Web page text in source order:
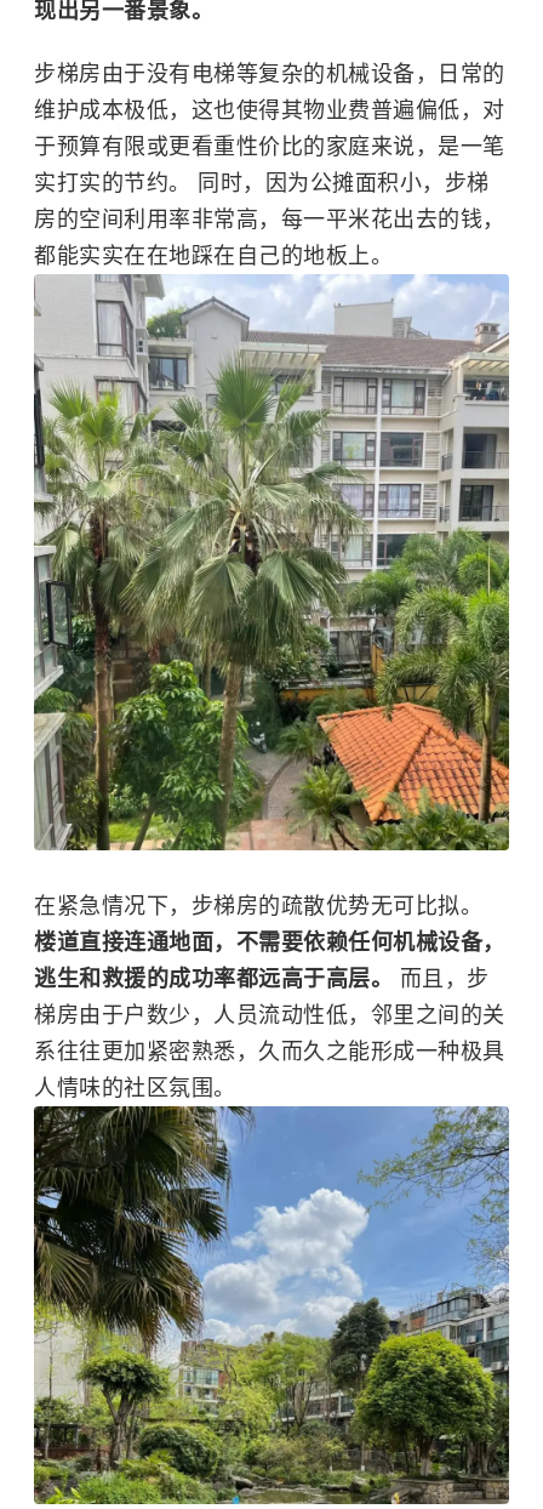
现出另一番景象。
步梯房由于没有电梯等复杂的机械设备，日常的
维护成本极低，这也使得其物业费普遍偏低，对
于预算有限或更看重性价比的家庭来说，是一笔
实打实的节约。 同时，因为公摊面积小，步梯
房的空间利用率非常高，每一平米花出去的钱，
都能实实在在地踩在自己的地板上。
在紧急情况下，步梯房的疏散优势无可比拟。
楼道直接连通地面，不需要依赖任何机械设备，
逃生和救援的成功率都远高于高层。 而且，步
梯房由于户数少，人员流动性低，邻里之间的关
系往往更加紧密熟悉，久而久之能形成一种极具
人情味的社区氛围。